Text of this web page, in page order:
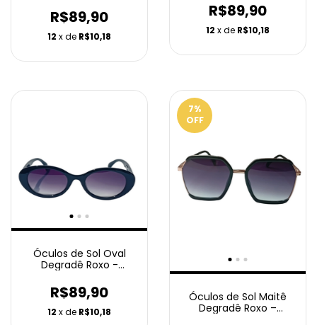
Ammix
R$89,90
12 x de R$10,18
R$89,90
12 x de R$10,18
Óculos de Sol Oval
Degradê Roxo -
R$89,90
12 x de R$10,18
7%
OFF
Óculos de Sol Maitê
Degradê Roxo –